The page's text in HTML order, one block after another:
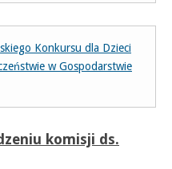
Konkursu dla Dzieci
w Gospodarstwie
komisji ds.